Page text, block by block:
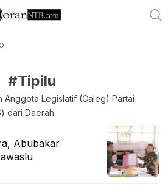
#Tipilu
Anggota Legislatif (Caleg) Partai
dari Daerah
Abubakar